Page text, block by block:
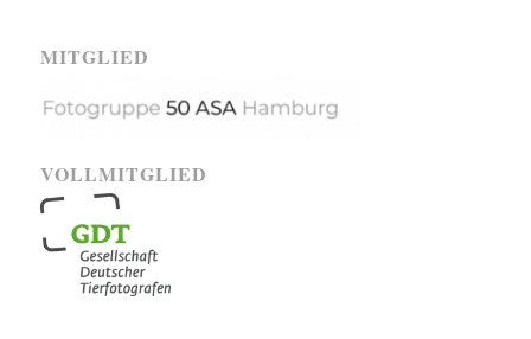
MITGLIED
VOLLMITGLIED